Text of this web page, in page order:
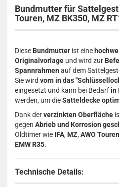
Bundmutter für
Touren, MZ BK350, MZ
Diese Bundmutter ist eine
Originalvorlage und wird zur
Spannrahmen auf dem
Sie wird vorn in das
eingesetzt und kann bei Bedarfin
werden, um dieSatteldecke
Dank derverzinkten Oberfläche
gegen Abrieb und Korrosion
Oldtimer wie IFA, MZ, AWO Touren
EMW R35.
Technische Details: